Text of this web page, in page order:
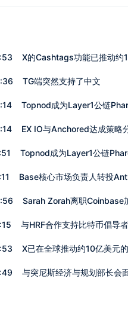
X的Cashtags功能已推动约
TG端突然支持了中文
Topnod成为Layer1公链
EX IO与Anchored达成策略
Topnod成为Layer1公链
Base核心市场负责人转投
Sarah Zorah离职Coinbase
与HRF合作支持比特币倡导者
X已在全球推动约10亿美元
与突尼斯经济与规划部长会